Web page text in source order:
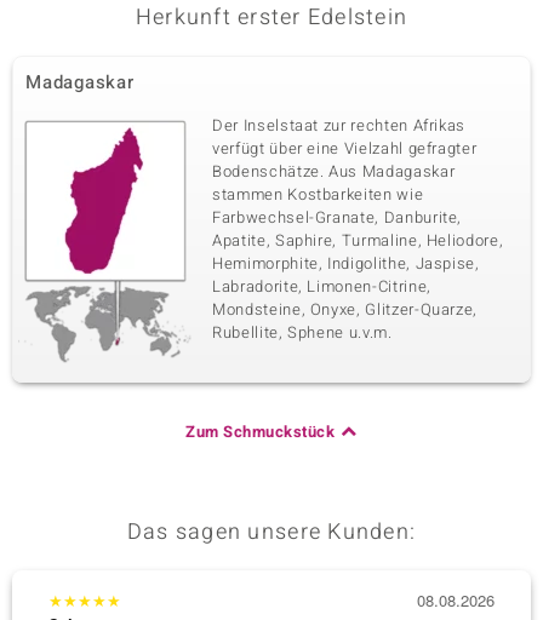
Herkunft erster Edelstein
Madagaskar
Der Inselstaat zur rechten Afrikas
verfügt über eine Vielzahl gefragter
Bodenschätze. Aus Madagaskar
stammen Kostbarkeiten wie
Farbwechsel-Granate, Danburite,
Apatite, Saphire, Turmaline, Heliodore,
Hemimorphite, Indigolithe, Jaspise,
Labradorite, Limonen-Citrine,
Mondsteine, Onyxe, Glitzer-Quarze,
Rubellite, Sphene u.v.m.
Zum Schmuckstück
Das sagen unsere Kunden:
★★★★★
08.08.2026